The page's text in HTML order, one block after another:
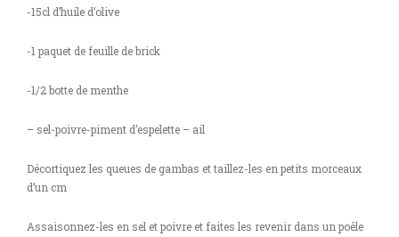
-15cl d’huile d’olive
-1 paquet de feuille de brick
-1/2 botte de menthe
– sel-poivre-piment d’espelette – ail
Décortiquez les queues de gambas et taillez-les en petits morceaux
d’un cm
Assaisonnez-les en sel et poivre et faites les revenir dans un poêle